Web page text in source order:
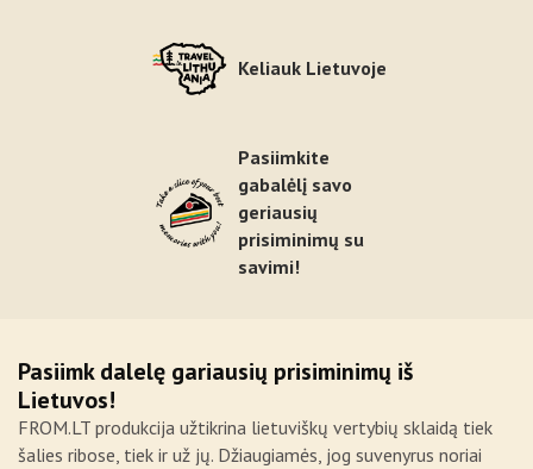
Keliauk Lietuvoje
Pasiimkite
gabalėlį savo
geriausių
prisiminimų su
savimi!
Pasiimk dalelę gariausių prisiminimų iš
Lietuvos!
FROM.LT produkcija užtikrina lietuviškų vertybių sklaidą tiek
šalies ribose, tiek ir už jų. Džiaugiamės, jog suvenyrus noriai